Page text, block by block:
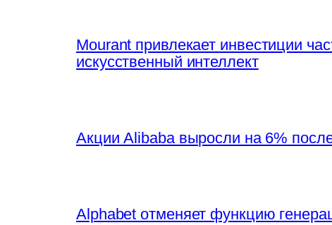
Mourant привлекает инвестиции
искусственный интеллект
Акции Alibaba выросли на 6%
Alphabet отменяет функцию